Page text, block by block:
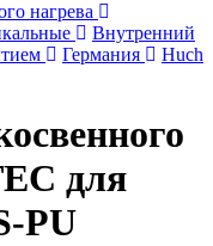
нагрева
Внутренний
Германия
Huch
для
PU